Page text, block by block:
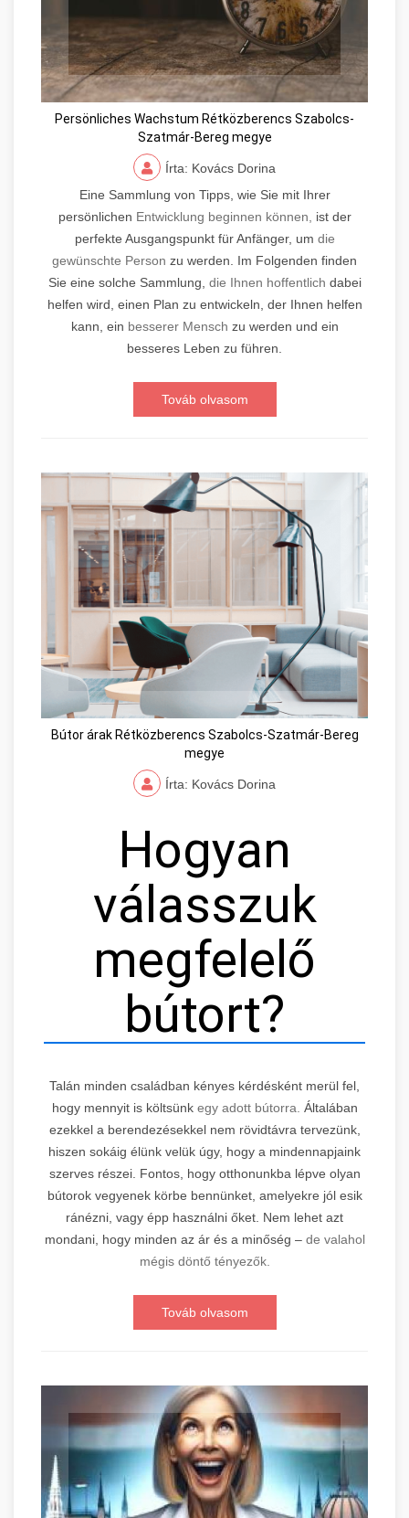
Persönliches Wachstum Rétközberencs Szabolcs-
Szatmár-Bereg megye
Írta: Kovács Dorina
Eine Sammlung von Tipps, wie Sie mit Ihrer
persönlichen Entwicklung beginnen können, ist der
perfekte Ausgangspunkt für Anfänger, um die
gewünschte Person zu werden. Im Folgenden finden
Sie eine solche Sammlung, die Ihnen hoffentlich dabei
helfen wird, einen Plan zu entwickeln, der Ihnen helfen
kann, ein besserer Mensch zu werden und ein
besseres Leben zu führen.
Továb olvasom
Bútor árak Rétközberencs Szabolcs-Szatmár-Bereg
megye
Írta: Kovács Dorina
Hogyan
válasszuk
megfelelő
bútort?
Talán minden családban kényes kérdésként merül fel,
hogy mennyit is költsünkegy adott bútorra. Általában
ezekkel a berendezésekkel nem rövidtávra tervezünk,
hiszen sokáig élünk velük úgy, hogy a mindennapjaink
szerves részei. Fontos, hogy otthonunkba lépve olyan
bútorok vegyenek körbe bennünket, amelyekre jól esik
ránézni, vagy épp használni őket. Nem lehet azt
mondani, hogy minden az ár és a minőség – de valahol
mégis döntő tényezők.
Továb olvasom